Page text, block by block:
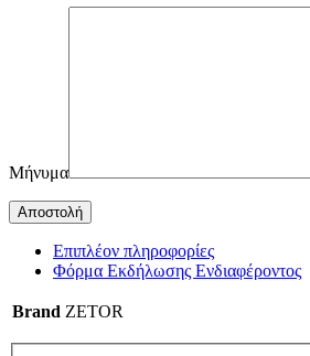
Μήνυμα
Επιπλέον πληροφορίες
Φόρμα Εκδήλωσης Ενδιαφέροντος
Brand ZETOR